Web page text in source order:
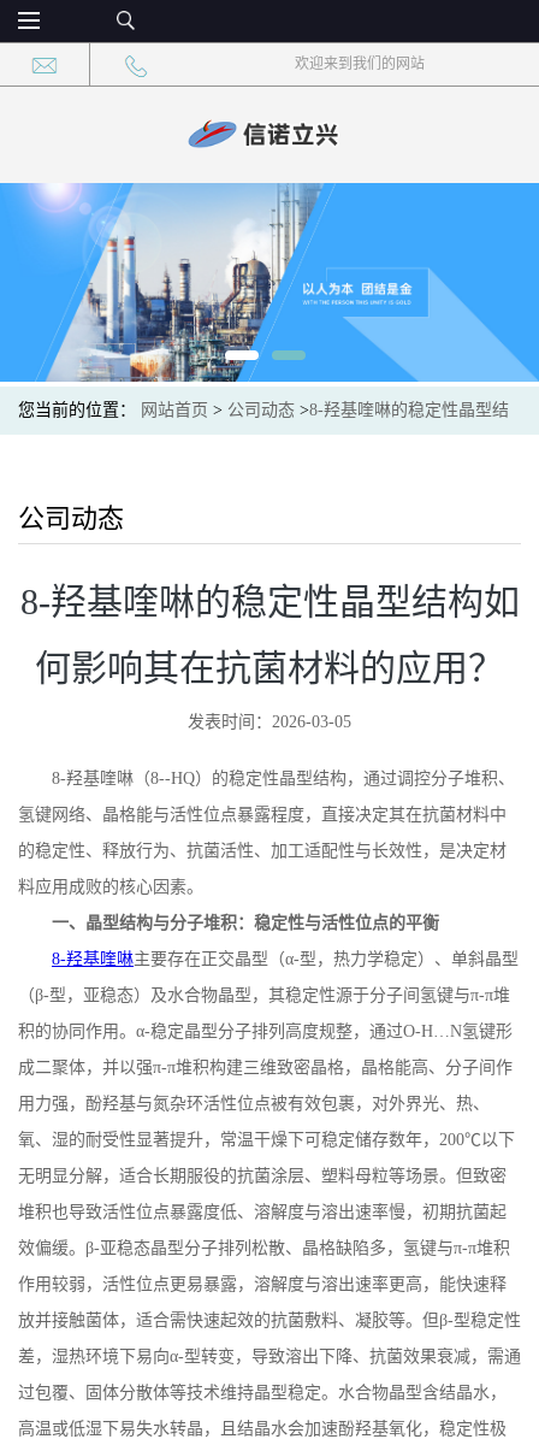
欢迎来到我们的网站
您当前的位置： 网站首页 > 公司动态 >8-羟基喹啉的稳定性晶型结
公司动态
8-羟基喹啉的稳定性晶型结构如
何影响其在抗菌材料的应用？
发表时间：2026-03-05
8-羟基喹啉（8-‑HQ）的稳定性晶型结构，通过调控分子堆积、
氢键网络、晶格能与活性位点暴露程度，直接决定其在抗菌材料中
的稳定性、释放行为、抗菌活性、加工适配性与长效性，是决定材
料应用成败的核心因素。
一、晶型结构与分子堆积：稳定性与活性位点的平衡
8-羟基喹啉主要存在正交晶型（α-型，热力学稳定）、单斜晶型
（β-型，亚稳态）及水合物晶型，其稳定性源于分子间氢键与π-π堆
积的协同作用。α-稳定晶型分子排列高度规整，通过O-H N氢键形
成二聚体，并以强π-π堆积构建三维致密晶格，晶格能高、分子间作
用力强，酚羟基与氮杂环活性位点被有效包裹，对外界光、热、
氧、湿的耐受性显著提升，常温干燥下可稳定储存数年， 200℃以下
无明显分解，适合长期服役的抗菌涂层、塑料母粒等场景。但致密
堆积也导致活性位点暴露度低、溶解度与溶出速率慢，初期抗菌起
效偏缓。β-亚稳态晶型分子排列松散、晶格缺陷多，氢键与π-π堆积
作用较弱，活性位点更易暴露，溶解度与溶出速率更高，能快速释
放并接触菌体，适合需快速起效的抗菌敷料、凝胶等。但β-型稳定性
差，湿热环境下易向α-型转变，导致溶出下降、抗菌效果衰减，需通
过包覆、固体分散体等技术维持晶型稳定。水合物晶型含结晶水，
高温或低湿下易失水转晶，且结晶水会加速酚羟基氧化，稳定性极